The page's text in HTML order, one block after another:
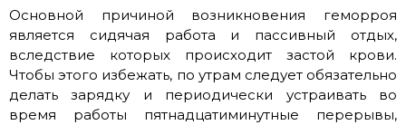
Основной причиной возникновения геморроя
является сидячая работа и пассивный отдых,
вследствие которых происходит застой крови.
Чтобы этого избежать, по утрам следует обязательно
делать зарядку и периодически устраивать во
время работы пятнадцатиминутные перерывы,